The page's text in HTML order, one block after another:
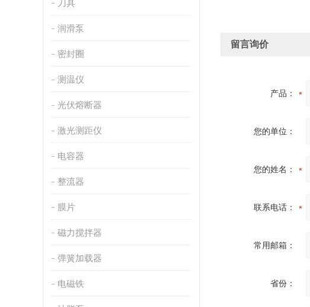
刀具
润滑泵
密封圈
测温仪
光伏熔断器
激光测距仪
电容器
整流器
膜片
磁力搅拌器
弹簧加载器
电磁铁
留言询价
产品：
您的单位：
您的姓名：
联系电话：
常用邮箱：
省份：